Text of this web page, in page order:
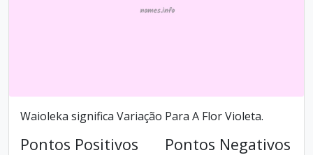
Waioleka significa Variação Para A Flor Violeta.
Pontos Positivos Pontos Negativos